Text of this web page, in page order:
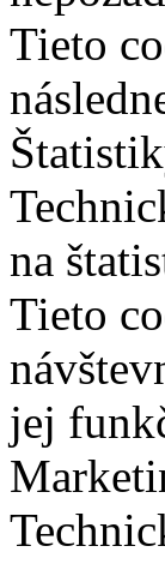
Tieto
na
Tieto
jej